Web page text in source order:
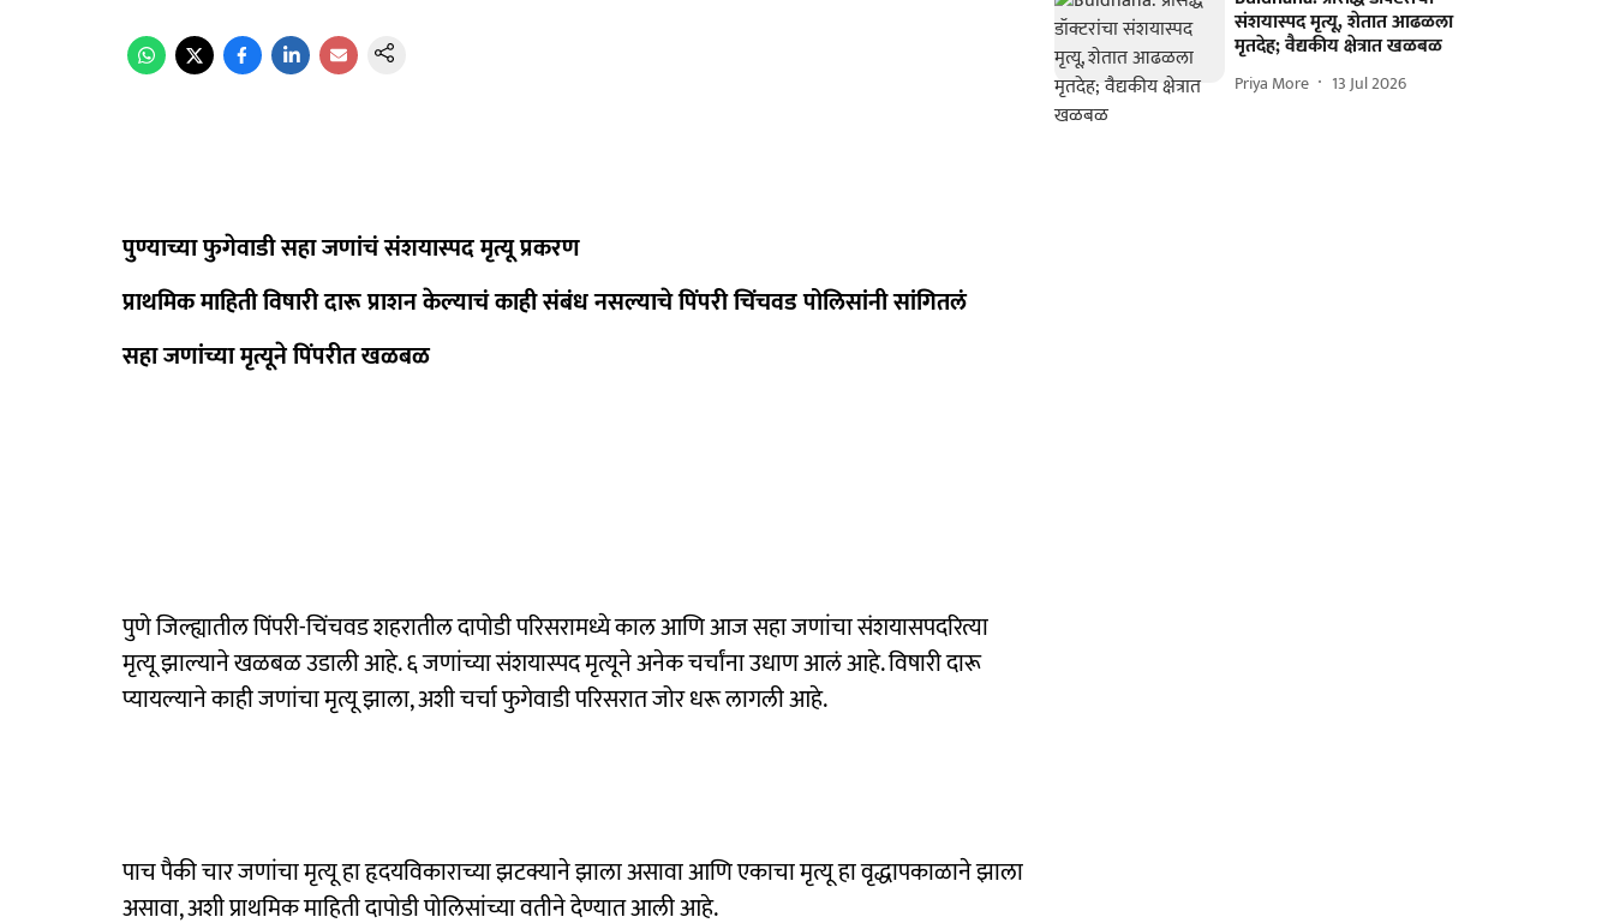
पुण्याच्या फुगेवाडी सहा जणांचं संशयास्पद मृत्यू प्रकरण
प्राथमिक माहिती विषारी दारू प्राशन केल्याचं काही संबंध नसल्याचे पिंपरी चिंचवड पोलिसांनी सांगितलं
सहा जणांच्या मृत्यूने पिंपरीत खळबळ
पुणे जिल्ह्यातील पिंपरी-चिंचवड शहरातील दापोडी परिसरामध्ये काल आणि आज सहा जणांचा संशयासपदरित्या
मृत्यू झाल्याने खळबळ उडाली आहे. ६ जणांच्या संशयास्पद मृत्यूने अनेक चर्चांना उधाण आलं आहे. विषारी दारू
प्यायल्याने काही जणांचा मृत्यू झाला, अशी चर्चा फुगेवाडी परिसरात जोर धरू लागली आहे.
पाच पैकी चार जणांचा मृत्यू हा हृदयविकाराच्या झटक्याने झाला असावा आणि एकाचा मृत्यू हा वृद्धापकाळाने झाला
असावा, अशी प्राथमिक माहिती दापोडी पोलिसांच्या वतीने देण्यात आली आहे.
संशयास्पद मृत्यू, शेतात आढळला
मृतदेह; वैद्यकीय क्षेत्रात खळबळ
Priya More 13 Jul 2026